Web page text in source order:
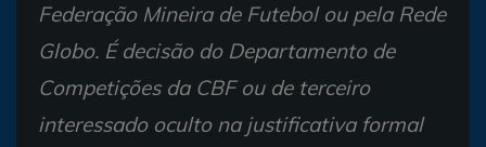
Federação Mineira de Futebol ou pela Rede
Globo. É decisão do Departamento de
Competições da CBF ou de terceiro
interessado oculto na justificativa formal